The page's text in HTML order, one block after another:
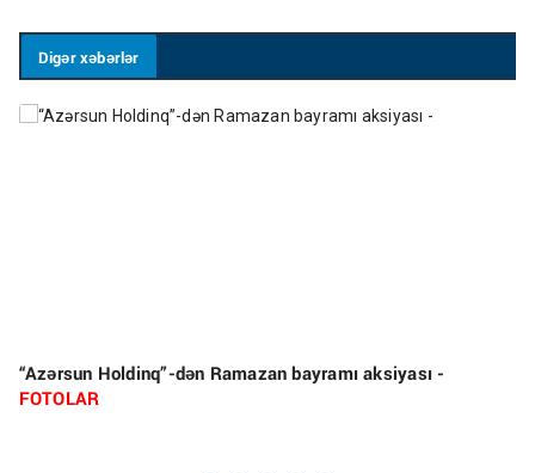
Digər xəbərlər
“Azərsun Holdinq”-dən Ramazan bayramı aksiyası -
FOTOLAR